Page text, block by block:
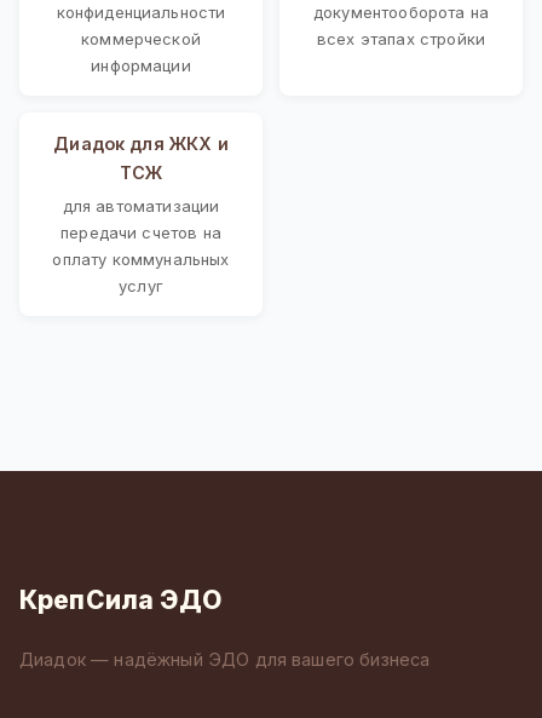
конфиденциальности
коммерческой
информации
документооборота на
всех этапах стройки
Диадок для ЖКХ и
ТСЖ
для автоматизации
передачи счетов на
оплату коммунальных
услуг
КрепСила ЭДО
Диадок — надёжный ЭДО для вашего бизнеса